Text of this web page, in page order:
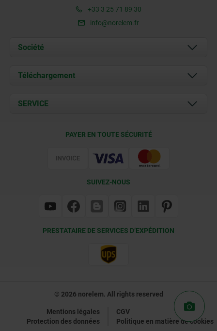
+33 3 25 71 89 30
info@norelem.fr
Société
À propos de nous
Contact
Téléchargement
Documents
SERVICE
PAYER EN TOUTE SÉCURITÉ
SUIVEZ-NOUS
PRESTATAIRE DE SERVICES D’EXPÉDITION
© 2026 norelem. All rights reserved
Mentions légales
CGV
Protection des données
Politique en matière de cookies